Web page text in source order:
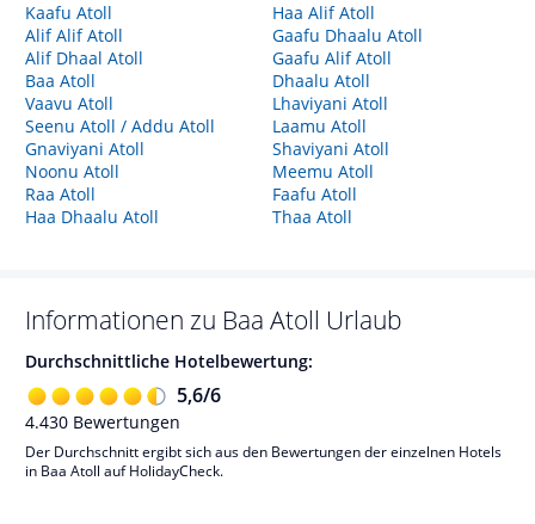
Kaafu Atoll
Alif Alif Atoll
Alif Dhaal Atoll
Baa Atoll
Vaavu Atoll
Seenu Atoll / Addu Atoll
Gnaviyani Atoll
Noonu Atoll
Raa Atoll
Haa Dhaalu Atoll
Haa Alif Atoll
Gaafu Dhaalu Atoll
Gaafu Alif Atoll
Dhaalu Atoll
Lhaviyani Atoll
Laamu Atoll
Shaviyani Atoll
Meemu Atoll
Faafu Atoll
Thaa Atoll
Informationen zu Baa Atoll Urlaub
Durchschnittliche Hotelbewertung:
5,6/6
4.430 Bewertungen
Der Durchschnitt ergibt sich aus den Bewertungen der einzelnen Hotels
in Baa Atoll auf HolidayCheck.